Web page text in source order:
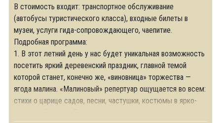
В стоимость входит: транспортное обслуживание
(автобусы туристического класса), входные билеты в
музеи, услуги гида-сопровождающего, чаепитие.
Подробная программа:
1. В этот летний день у нас будет уникальная возможность
посетить яркий деревенский праздник, главной темой
которой станет, конечно же, «виновница» торжества —
ягода малина. «Малиновый» репертуар ощущается во всем:
стихи о царице садов, песни, частушки, костюмы в ярко-